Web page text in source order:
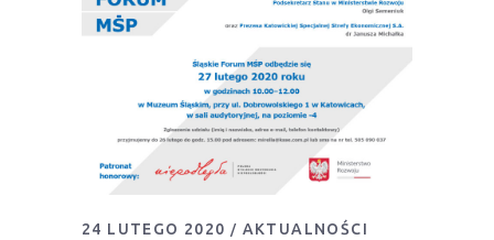
24 LUTEGO 2020 AKTUALNOŚCI